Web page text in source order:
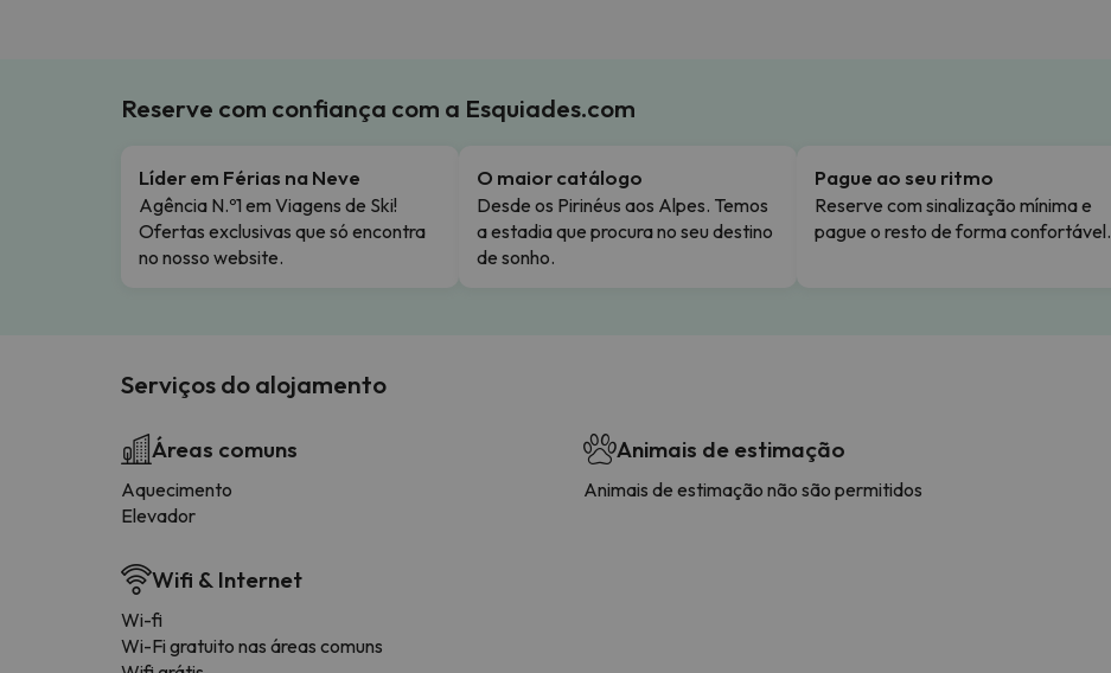
Reserve com confiança com a Esquiades.com
Líder em Férias na Neve
Agência N.º1 em Viagens de Ski!
Ofertas exclusivas que só encontra
no nosso website.
O maior catálogo
Desde os Pirinéus aos Alpes. Temos
a estadia que procura no seu destino
de sonho.
Pague ao seu ritmo
Reserve com sinalização mínima e
pague o resto de forma confortável.
Serviços do alojamento
Áreas comuns
Aquecimento
Elevador
Wifi & Internet
Wi-fi
Wi-Fi gratuito nas áreas comuns
Animais de estimação
Animais de estimação não são permitidos